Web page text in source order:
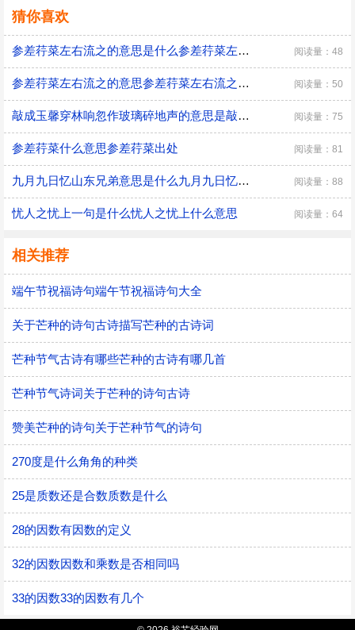
猜你喜欢
参差荇菜左右流之的意思是什么参差荇菜左右流之出处 阅读量：48
参差荇菜左右流之的意思参差荇菜左右流之出自哪里 阅读量：50
敲成玉馨穿林响忽作玻璃碎地声的意思是敲成玉磬穿林响忽作玻璃碎地声的意思 阅读量：75
参差荇菜什么意思参差荇菜出处 阅读量：81
九月九日忆山东兄弟意思是什么九月九日忆山东兄弟表达了什么之情 阅读量：88
忧人之忧上一句是什么忧人之忧上什么意思 阅读量：64
相关推荐
端午节祝福诗句端午节祝福诗句大全
关于芒种的诗句古诗描写芒种的古诗词
芒种节气古诗有哪些芒种的古诗有哪几首
芒种节气诗词关于芒种的诗句古诗
赞美芒种的诗句关于芒种节气的诗句
270度是什么角角的种类
25是质数还是合数质数是什么
28的因数有因数的定义
32的因数因数和乘数是否相同吗
33的因数33的因数有几个